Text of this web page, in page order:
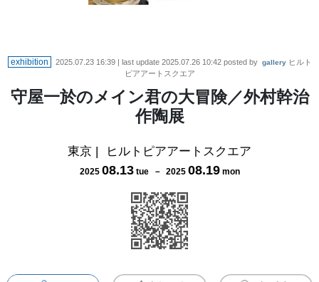
exhibition 2025.07.23 16:39| last update 2025.07.26 10:42posted by gallery ヒルト
ピアアートスクエア
守屋一於のメイン君の大冒険／外村幹治
作陶展
東京 | ヒルトピアアートスクエア
2025 08.13 tue－ 2025 08.19 mon